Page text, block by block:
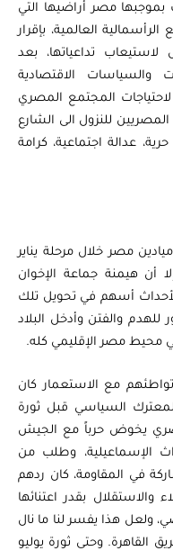
مصر أراضيها التي
مع الرأسمالية العالمية، بإقرار
تداعياتها، بعد
التداعيات والسياسات الاقتصادية
المجتمع المصري
للنزول الى الشارع
حرية، عدالة اجتماعية، كرامة
مصر خلال مرحلة يناير
أن هيمنة جماعة الإخوان
أسهم في تحويل تلك
والفتن وأدخل البلاد
محيط مصر الإقليمي كله.
مع الاستعمار كان
السياسي قبل ثورة
المصري يخوض حرباً مع الجيش
الإسماعيلية، وطلب من
في المقاومة، كان ردهم
بقدر اعتنائها
ولعل هذا يفسر لنا ما نال
وحتى ثورة يوليو